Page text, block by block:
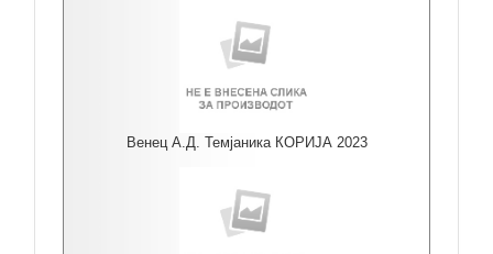
Венец А.Д. Темјаника КОРИЈА 2023